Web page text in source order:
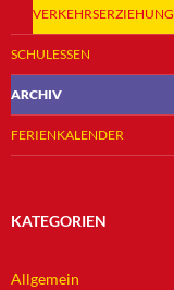
VERKEHRSERZIEHUNG
SCHULESSEN
ARCHIV
FERIENKALENDER
KATEGORIEN
Allgemein